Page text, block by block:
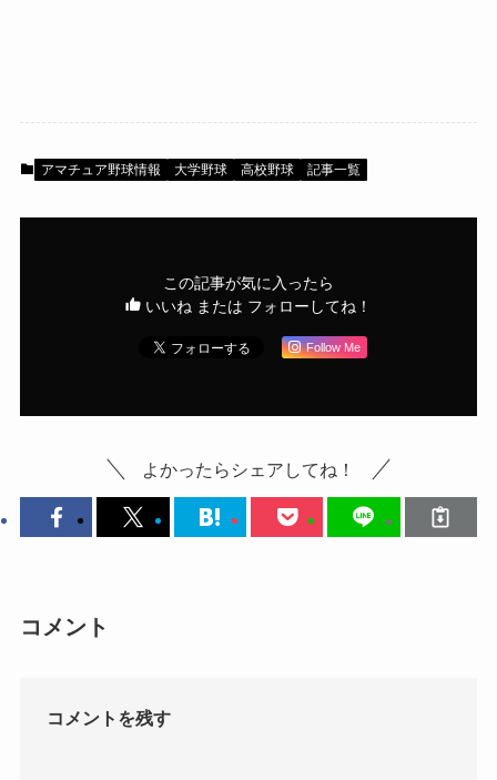
アマチュア野球情報 大学野球 高校野球 記事一覧
この記事が気に入ったら
いいね または フォローしてね！
Follow Me
よかったらシェアしてね！
コメント
コメントを残す